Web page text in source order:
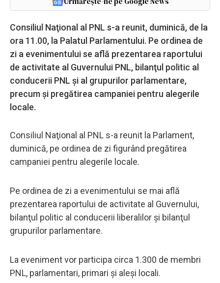
Consiliul Naţional al PNL s-a reunit, duminică, de la
ora 11.00, la Palatul Parlamentului. Pe ordinea de
zi a evenimentului se află prezentarea raportului
de activitate al Guvernului PNL, bilanţul politic al
conducerii PNL şi al grupurilor parlamentare,
precum şi pregătirea campaniei pentru alegerile
locale.
Consiliul Naţional al PNL s-a reunit la Parlament,
duminică, pe ordinea de zi figurând pregătirea
campaniei pentru alegerile locale.
Pe ordinea de zi a evenimentului se mai află
prezentarea raportului de activitate al Guvernului,
bilanţul politic al conducerii liberalilor şi bilanţul
grupurilor parlamentare.
La eveniment vor participa circa 1.300 de membri
PNL, parlamentari, primari şi aleşi locali.